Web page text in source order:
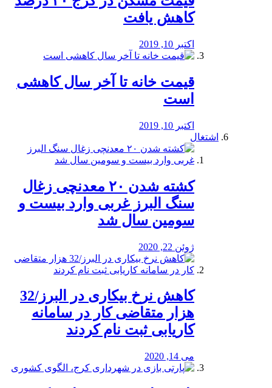
کاهش یافت
اکتبر 10, 2019
قیمت خانه تا آخر سال کاهشی
است
اکتبر 10, 2019
اشتغال
کشته شدن ۲۰ معدنچی زغال
سنگ البرز غربی وارد بیست و
سومین سال شد
ژوئن 22, 2020
کاهش نرخ بیکاری در البرز/32
هزار متقاضی کار در سامانه
کاریابی ثبت نام کردند
می 14, 2020